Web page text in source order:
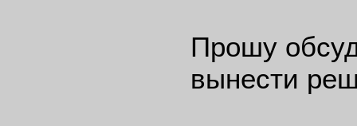
Прошу
вынести